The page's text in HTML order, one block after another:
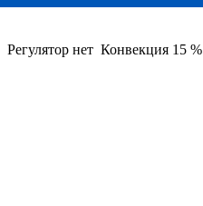
Регулятор нет Конвекция 15 %